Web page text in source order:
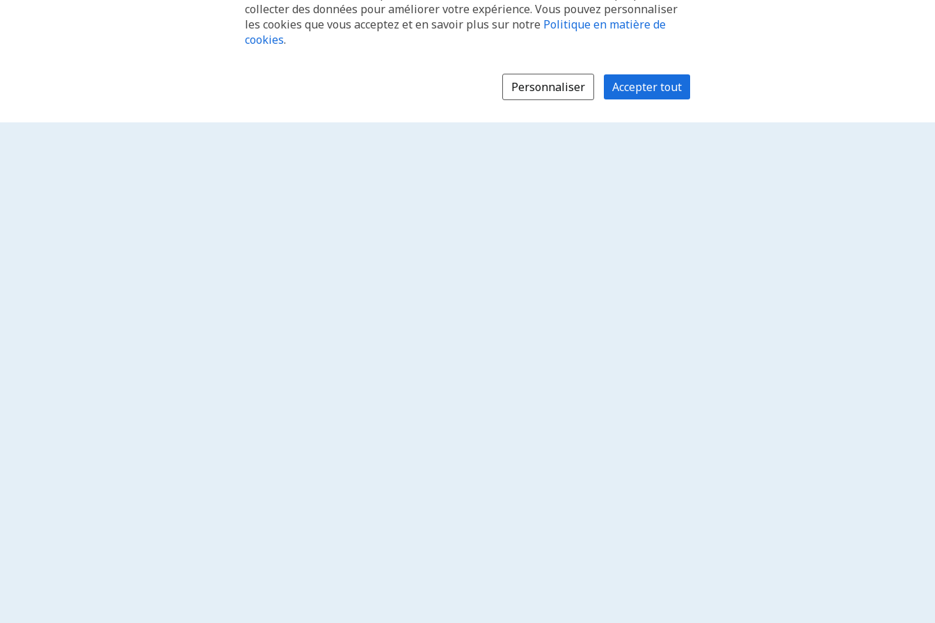
collecter des données pour améliorer votre expérience. Vous pouvez personnaliser
les cookies que vous acceptez et en savoir plus sur notre Politique en matière de
cookies.
Personnaliser Accepter tout